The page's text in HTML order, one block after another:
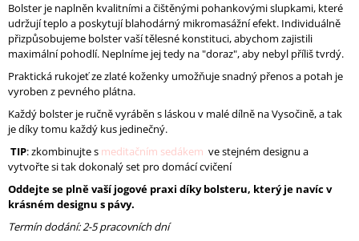
Bolster je naplněn kvalitními a čištěnými pohankovými slupkami, které
udržují teplo a poskytují blahodárný mikromasážní efekt. Individuálně
přizpůsobujeme bolster vaší tělesné konstituci, abychom zajistili
maximální pohodlí. Neplníme jej tedy na "doraz", aby nebyl příliš tvrdý.
Praktická rukojeť ze zlaté koženky umožňuje snadný přenos a potah je
vyroben z pevného plátna.
Každý bolster je ručně vyráběn s láskou v malé dílně na Vysočině, a tak
je díky tomu každý kus jedinečný.
TIP: zkombinujte s meditačním sedákem ve stejném designu a
vytvořte si tak dokonalý set pro domácí cvičení
Oddejte se plně vaší jogové praxi díky bolsteru, který je navíc v
krásném designu s pávy.
Termín dodání: 2-5 pracovních dní
O
R
U
Č
U
J
E
M
E
DÁMSKÉ
LEGÍNY
GIRAFA
MAROOM
1